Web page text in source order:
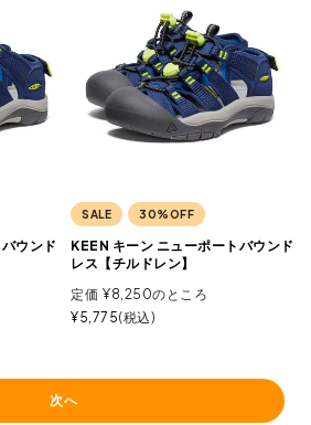
ウンド
SALE 30%OFF
KEEN キーン ニューポートバウンド
レス【チルドレン】
定価 ¥8,250のところ
¥5,775 税込
次へ